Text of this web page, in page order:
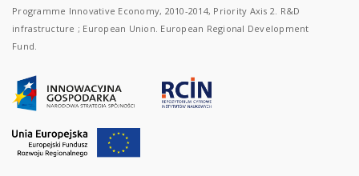
Programme Innovative Economy, 2010-2014, Priority Axis 2. R&D
infrastructure ; European Union. European Regional Development
Fund.